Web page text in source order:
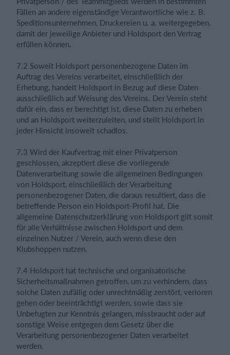
Fällen an andere eigenständige Verantwortliche wie z. B.
Speditionsunternehmen, Druckereien u. a. weitergegeben,
damit der jeweilige Anbieter und Holdsport den Vertrag
erfüllen können.
7.2 Soweit Holdsport personenbezogene Daten im
Auftrag des Vereins verarbeitet, einschließlich der
Erhebung, handelt Holdsport in Bezug auf diese Daten
ausschließlich auf Weisung des Vereins. Der Verein steht
dafür ein, dass er berechtigt ist, diese Daten zu erheben
und an Holdsport weiterzuleiten, und stellt Holdsport in
jeder Hinsicht insoweit schadlos.
7.3 Wird der Kaufvertrag mit einer Privatperson
geschlossen, akzeptiert diese die vorliegende
Datenverarbeitung sowie die allgemeinen Bedingungen
von Holdsport, einschließlich der Verarbeitung
personenbezogener Daten, die daraus resultiert, dass die
betreffende Person ein Holdsport-Profil hat. Die
allgemeine Datenschutzerklärung von Holdsport gilt somit
für alle Verhältnisse zwischen Holdsport und dem
einzelnen Nutzer / Verein, auch wenn diese den
Klubshoppen nutzen.
7.4 Holdsport hat technische und organisatorische
Sicherheitsmaßnahmen getroffen, um zu verhindern, dass
solche Daten zufällig oder unrechtmäßig zerstört, verloren
gehen oder beeinträchtigt werden, sowie dass sie
Unbefugten zur Kenntnis gelangen, missbraucht oder auf
sonstige Weise entgegen dem Gesetz über die
Verarbeitung personenbezogener Daten verarbeitet
werden.